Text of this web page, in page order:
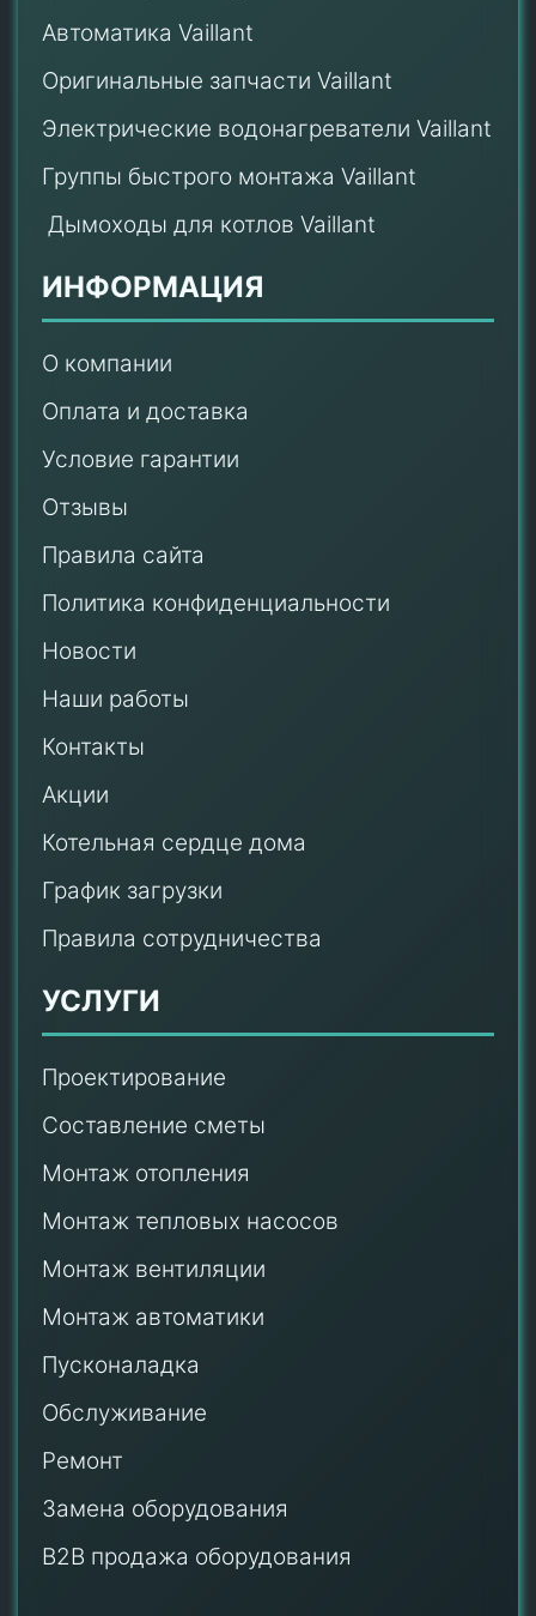
Автоматика Vaillant
Оригинальные запчасти Vaillant
Электрические водонагреватели Vaillant
Группы быстрого монтажа Vaillant
Дымоходы для котлов Vaillant
ИНФОРМАЦИЯ
О компании
Оплата и доставка
Условие гарантии
Отзывы
Правила сайта
Политика конфиденциальности
Новости
Наши работы
Контакты
Акции
Котельная сердце дома
График загрузки
Правила сотрудничества
УСЛУГИ
Проектирование
Составление сметы
Монтаж отопления
Монтаж тепловых насосов
Монтаж вентиляции
Монтаж автоматики
Пусконаладка
Обслуживание
Ремонт
Замена оборудования
B2B продажа оборудования